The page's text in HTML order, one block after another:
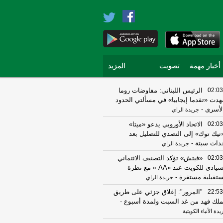
أخبار مهمة تصويت المزيد
02:03
الرئيس اللبناني: مفاوضات روما
«تقدما إيجابيا» في مسألتي الحدود
- جريدة الراي
02:03
الاتحاد الأوروبي يدعو «ميتا»
توك» إلى التصدي للتضليل بعد
سبتة - جريدة الراي
02:03
«فيتش» تؤكد التصنيف الائتماني
السيادي للكويت عند «AA-» مع نظرة
مستقرة - جريدة الراي
22:53
"المرور": إغلاق جزئي على طريق
فهد من غد السبت ولمدة أسبوع -
الأنباء الكويتية